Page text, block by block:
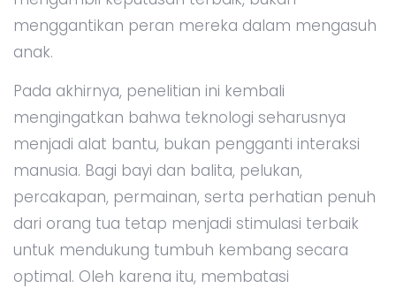
menggantikan peran mereka dalam mengasuh
anak.
Pada akhirnya, penelitian ini kembali
mengingatkan bahwa teknologi seharusnya
menjadi alat bantu, bukan pengganti interaksi
manusia. Bagi bayi dan balita, pelukan,
percakapan, permainan, serta perhatian penuh
dari orang tua tetap menjadi stimulasi terbaik
untuk mendukung tumbuh kembang secara
optimal. Oleh karena itu, membatasi